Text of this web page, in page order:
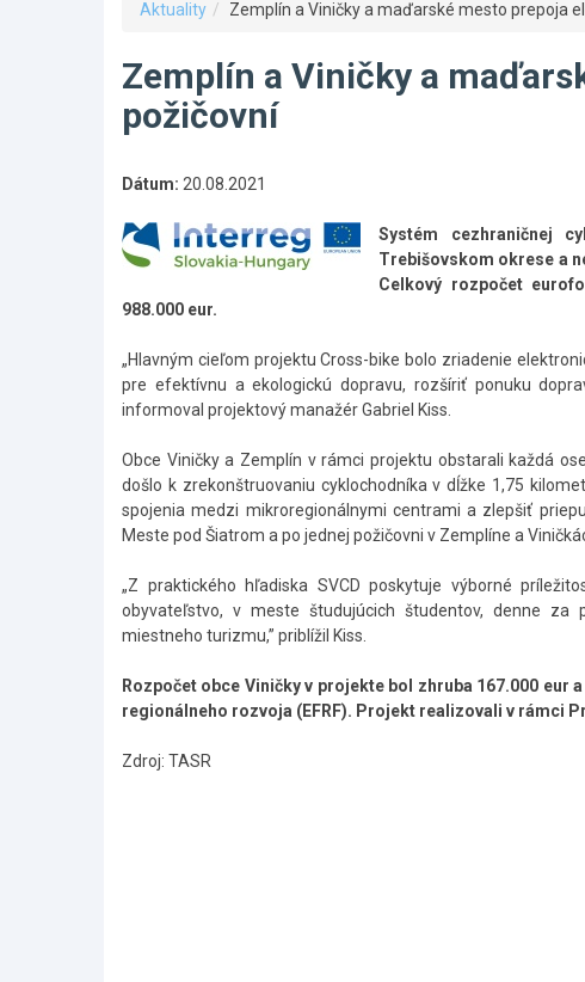
Aktuality Zemplín a Viničky a maďarské mesto prepoja
Zemplín a Viničky a
požičovní
Dátum: 20.08.2021
Systém cezhraničnej
Trebišovskom okrese a
Celkový rozpočet
988.000 eur.
„Hlavným cieľom projektu Cross-bike bolo zriadenie
pre efektívnu a ekologickú dopravu, rozšíriť ponuku
informoval projektový manažér Gabriel Kiss.
Obce Viničky a Zemplín v rámci projektu obstarali každá
došlo k zrekonštruovaniu cyklochodníka v dĺžke 1,75
spojenia medzi mikroregionálnymi centrami a zlepšiť
Meste pod Šiatrom a po jednej požičovni v Zemplíne a
„Z praktického hľadiska SVCD poskytuje výborné
obyvateľstvo, v meste študujúcich študentov, denne za
miestneho turizmu,” priblížil Kiss.
Rozpočet obce Viničky v projekte bol zhruba 167.000
regionálneho rozvoja (EFRF). Projekt realizovali v rámci
Zdroj: TASR